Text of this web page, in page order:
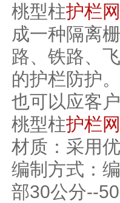
桃型柱护栏网
成一种隔离
路、铁路、
的护栏防护
也可以应客
桃型柱护栏网
材质：采用
编制方式：
部30公分--